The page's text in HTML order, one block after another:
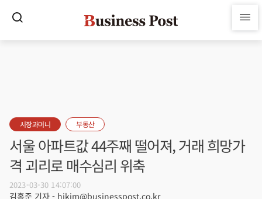
시장과머니 부동산
서울 아파트값 44주째 떨어져, 거래 희망가
격 괴리로 매수심리 위축
2023-03-30 14:07:00
김홍준 기자 - hjkim@businesspost.co.kr